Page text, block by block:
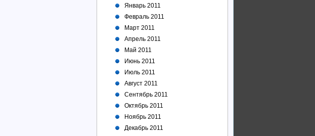
Январь 2011
Февраль 2011
Март 2011
Апрель 2011
Май 2011
Июнь 2011
Июль 2011
Август 2011
Сентябрь 2011
Октябрь 2011
Ноябрь 2011
Декабрь 2011